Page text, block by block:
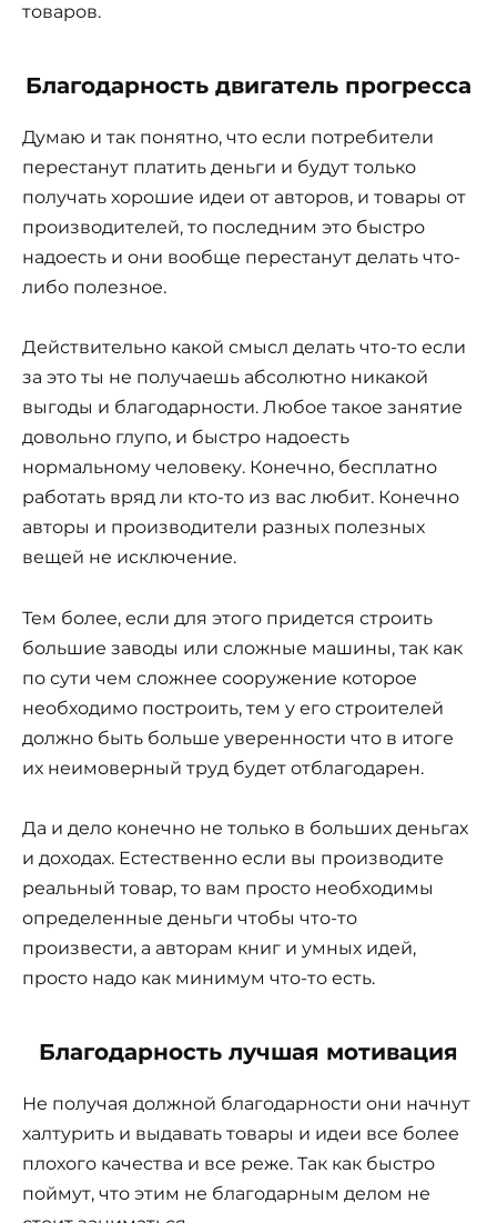
товаров.
Благодарность двигатель прогресса
Думаю и так понятно, что если потребители
перестанут платить деньги и будут только
получать хорошие идеи от авторов, и товары от
производителей, то последним это быстро
надоесть и они вообще перестанут делать что-
либо полезное.
Действительно какой смысл делать что-то если
за это ты не получаешь абсолютно никакой
выгоды и благодарности. Любое такое занятие
довольно глупо, и быстро надоесть
нормальному человеку. Конечно, бесплатно
работать вряд ли кто-то из вас любит. Конечно
авторы и производители разных полезных
вещей не исключение.
Тем более, если для этого придется строить
большие заводы или сложные машины, так как
по сути чем сложнее сооружение которое
необходимо построить, тем у его строителей
должно быть больше уверенности что в итоге
их неимоверный труд будет отблагодарен.
Да и дело конечно не только в больших деньгах
и доходах. Естественно если вы производите
реальный товар, то вам просто необходимы
определенные деньги чтобы что-то
произвести, а авторам книг и умных идей,
просто надо как минимум что-то есть.
Благодарность лучшая мотивация
Не получая должной благодарности они начнут
халтурить и выдавать товары и идеи все более
плохого качества и все реже. Так как быстро
поймут, что этим не благодарным делом не